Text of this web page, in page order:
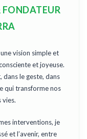
vision simple et
et joyeuse.
dans le geste, dans
qui transforme nos
vies.
interventions, je
et l’avenir, entre